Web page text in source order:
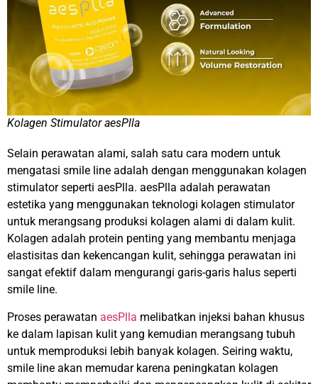
Kolagen Stimulator aesPlla
Selain perawatan alami, salah satu cara modern untuk
mengatasi smile line adalah dengan menggunakan kolagen
stimulator seperti aesPlla. aesPlla adalah perawatan
estetika yang menggunakan teknologi kolagen stimulator
untuk merangsang produksi kolagen alami di dalam kulit.
Kolagen adalah protein penting yang membantu menjaga
elastisitas dan kekencangan kulit, sehingga perawatan ini
sangat efektif dalam mengurangi garis-garis halus seperti
smile line.
Proses perawatan aesPlla melibatkan injeksi bahan khusus
ke dalam lapisan kulit yang kemudian merangsang tubuh
untuk memproduksi lebih banyak kolagen. Seiring waktu,
smile line akan memudar karena peningkatan kolagen